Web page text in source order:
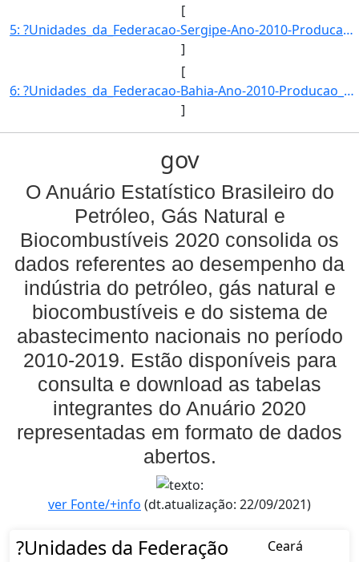
[
5: ?Unidades_da_Federacao-Sergipe-Ano-2010-Producao_de_LGN_(mil_barris)-1427-730262}]
]
[
6: ?Unidades_da_Federacao-Bahia-Ano-2010-Producao_de_LGN_(mil_barris)-1956-810209}]
]
gov
O Anuário Estatístico Brasileiro do
Petróleo, Gás Natural e
Biocombustíveis 2020 consolida os
dados referentes ao desempenho da
indústria do petróleo, gás natural e
biocombustíveis e do sistema de
abastecimento nacionais no período
2010-2019. Estão disponíveis para
consulta e download as tabelas
integrantes do Anuário 2020
representadas em formato de dados
abertos.
ver Fonte/+info (dt.atualização: 22/09/2021)
?Unidades da Federação Ceará